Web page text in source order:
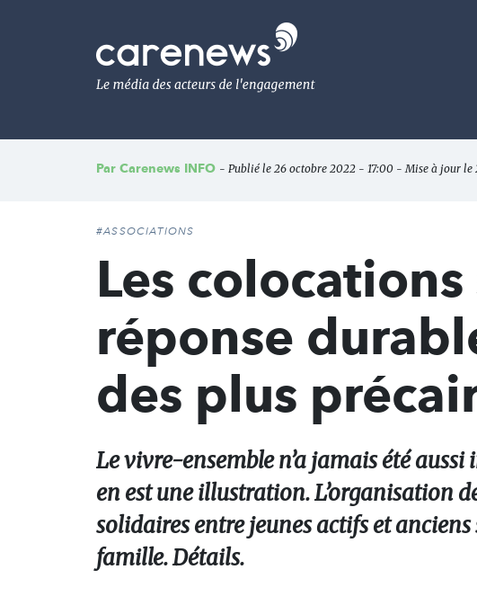
Le
média
de
l'engagement
Par Carenews INFO - Publié le 26 octobre 2022 - 17:00 - Mise à jour le
#ASSOCIATIONS
Les
réponse
des plus
Le vivre-ensemble n’a jamais été
en est une illustration. L’organisation
solidaires entre jeunes actifs et
famille. Détails.